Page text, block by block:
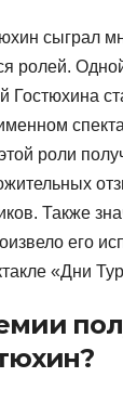
сыграл
ролей.
Гостюхина
роли
Также
его
«Дни